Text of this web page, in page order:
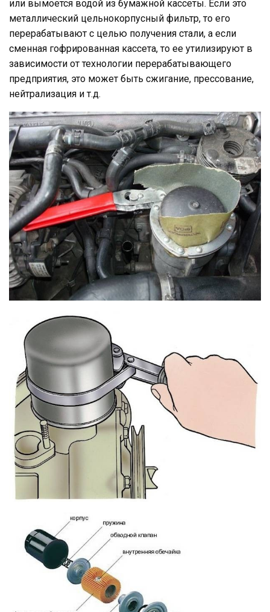
или вымоется водой из бумажной кассеты. Если это
металлический цельнокорпусный фильтр, то его
перерабатывают с целью получения стали, а если
сменная гофрированная кассета, то ее утилизируют в
зависимости от технологии перерабатывающего
предприятия, это может быть сжигание, прессование,
нейтрализация и т.д.